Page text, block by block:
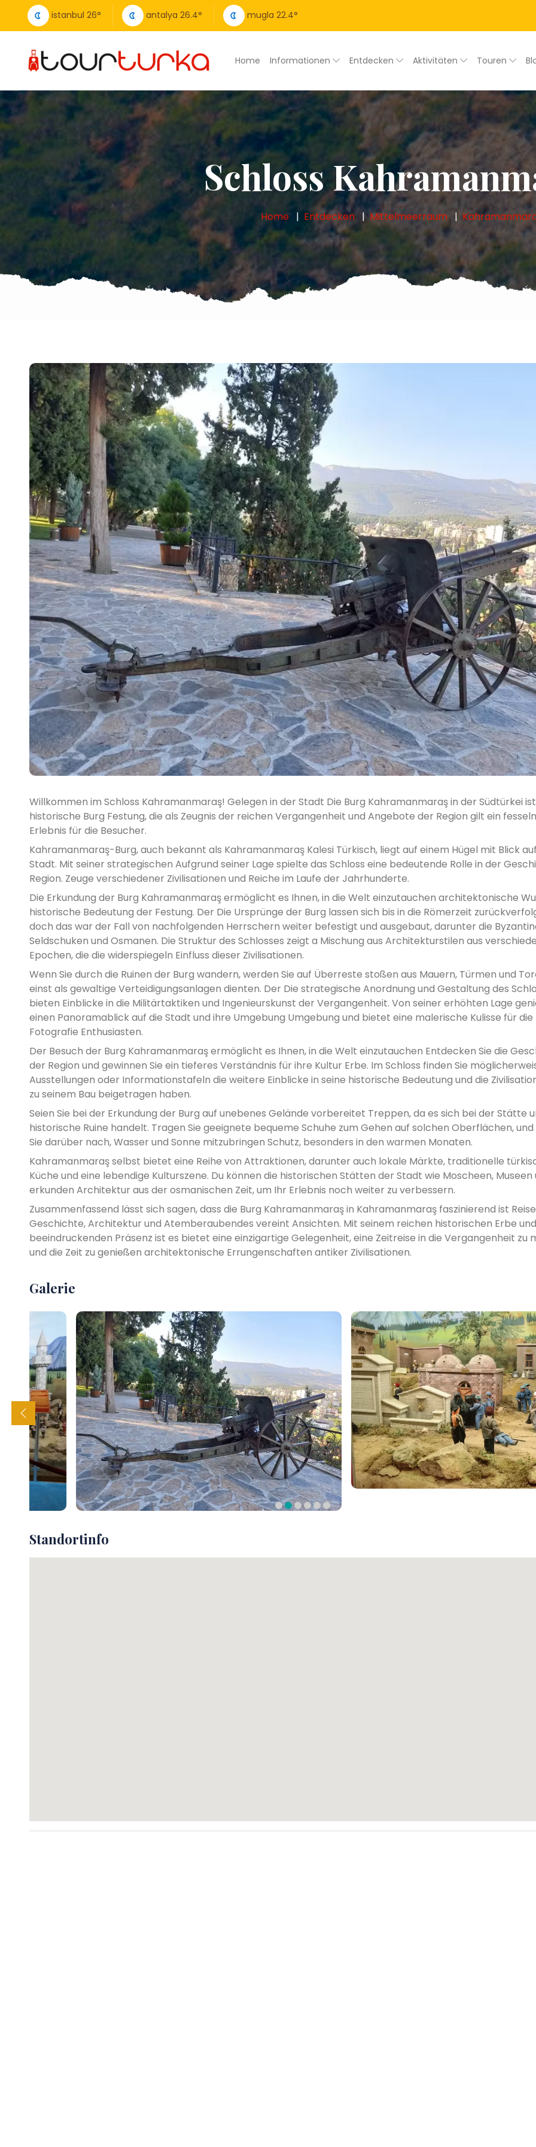
istanbul 26° antalya 26.4° mugla 22.4°
Home Informationen Entdecken Aktivitäten Touren
Schloss
Home Entdecken Mittelmeerraum
Willkommen im Schloss Kahramanmaraş! Gelegen in der Stadt Die Burg Kahramanmaraş in der Südtürkei
historische Burg Festung, die als Zeugnis der reichen Vergangenheit und Angebote der Region gilt ein
Erlebnis für die Besucher.
Kahramanmaraş-Burg, auch bekannt als Kahramanmaraş Kalesi Türkisch, liegt auf einem Hügel mit Blick
Stadt. Mit seiner strategischen Aufgrund seiner Lage spielte das Schloss eine bedeutende Rolle in der
Region. Zeuge verschiedener Zivilisationen und Reiche im Laufe der Jahrhunderte.
Die Erkundung der Burg Kahramanmaraş ermöglicht es Ihnen, in die Welt einzutauchen architektonische
historische Bedeutung der Festung. Der Die Ursprünge der Burg lassen sich bis in die Römerzeit
doch das war der Fall von nachfolgenden Herrschern weiter befestigt und ausgebaut, darunter die
Seldschuken und Osmanen. Die Struktur des Schlosses zeigt a Mischung aus Architekturstilen aus
Epochen, die die widerspiegeln Einfluss dieser Zivilisationen.
Wenn Sie durch die Ruinen der Burg wandern, werden Sie auf Überreste stoßen aus Mauern, Türmen und
einst als gewaltige Verteidigungsanlagen dienten. Der Die strategische Anordnung und Gestaltung des
bieten Einblicke in die Militärtaktiken und Ingenieurskunst der Vergangenheit. Von seiner erhöhten Lage
einen Panoramablick auf die Stadt und ihre Umgebung Umgebung und bietet eine malerische Kulisse für die
Fotografie Enthusiasten.
Der Besuch der Burg Kahramanmaraş ermöglicht es Ihnen, in die Welt einzutauchen Entdecken Sie die
der Region und gewinnen Sie ein tieferes Verständnis für ihre Kultur Erbe. Im Schloss finden Sie
Ausstellungen oder Informationstafeln die weitere Einblicke in seine historische Bedeutung und die
zu seinem Bau beigetragen haben.
Seien Sie bei der Erkundung der Burg auf unebenes Gelände vorbereitet Treppen, da es sich bei der Stätte
historische Ruine handelt. Tragen Sie geeignete bequeme Schuhe zum Gehen auf solchen Oberflächen,
Sie darüber nach, Wasser und Sonne mitzubringen Schutz, besonders in den warmen Monaten.
Kahramanmaraş selbst bietet eine Reihe von Attraktionen, darunter auch lokale Märkte, traditionelle
Küche und eine lebendige Kulturszene. Du können die historischen Stätten der Stadt wie Moscheen, Museen
erkunden Architektur aus der osmanischen Zeit, um Ihr Erlebnis noch weiter zu verbessern.
Zusammenfassend lässt sich sagen, dass die Burg Kahramanmaraş in Kahramanmaraş faszinierend ist
Geschichte, Architektur und Atemberaubendes vereint Ansichten. Mit seinem reichen historischen Erbe
beeindruckenden Präsenz ist es bietet eine einzigartige Gelegenheit, eine Zeitreise in die Vergangenheit zu
und die Zeit zu genießen architektonische Errungenschaften antiker Zivilisationen.
Galerie
Standortinfo